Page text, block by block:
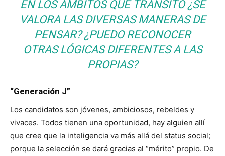
EN LOS ÁMBITOS QUE TRANSITO ¿SE
VALORA LAS DIVERSAS MANERAS DE
PENSAR? ¿PUEDO RECONOCER
OTRAS LÓGICAS DIFERENTES A LAS
PROPIAS?
“Generación J”
Los candidatos son jóvenes, ambiciosos, rebeldes y
vivaces. Todos tienen una oportunidad, hay alguien allí
que cree que la inteligencia va más allá del status social;
porque la selección se dará gracias al “mérito” propio. De